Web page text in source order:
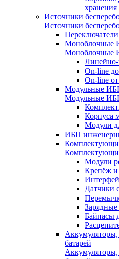
хранения
Источники
Источники
Переключатели
Моноблочные
Моноблочные
Линейно-
On-line
On-line
Модульные
Модульные
Корпуса
Модули
ИБП
Модули
Крепёж
Датчики
Зарядные
Байпасы
батарей